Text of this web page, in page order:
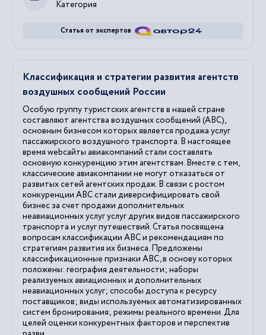
Категория
Статья от экспертов
Классификация и стратегии развития агентств
воздушных сообщений России
Особую группу туристских агентств в нашей стране
составляют агентства воздушных сообщений (АВС),
основным бизнесом которых является продажа услуг
пассажирского воздушного транспорта. В настоящее
время webсайты авиакомпаний стали составлять
основную конкуренцию этим агентствам. Вместе с тем,
классические авиакомпании не могут отказаться от
развитых сетей агентских продаж. В связи с ростом
конкуренции АВС стали диверсифицировать свой
бизнес за счет продажи дополнительных
неавиационных услуг услуг других видов пассажирского
транспорта и услуг путешествий. Статья посвящена
вопросам классификации АВС и рекомендациям по
стратегиям развития их бизнеса. Предложены
классификационные признаки АВС, в основу которых
положены: география деятельности; наборы
реализуемых авиационных и дополнительных
неавиационных услуг; способы доступа к ресурсу
поставщиков; виды используемых автоматизированных
систем бронирования; режимы реального времени. Для
целей оценки конкурентных факторов и перспектив